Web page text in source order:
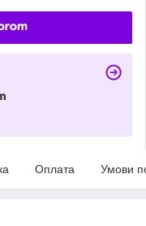
Оплата Умови